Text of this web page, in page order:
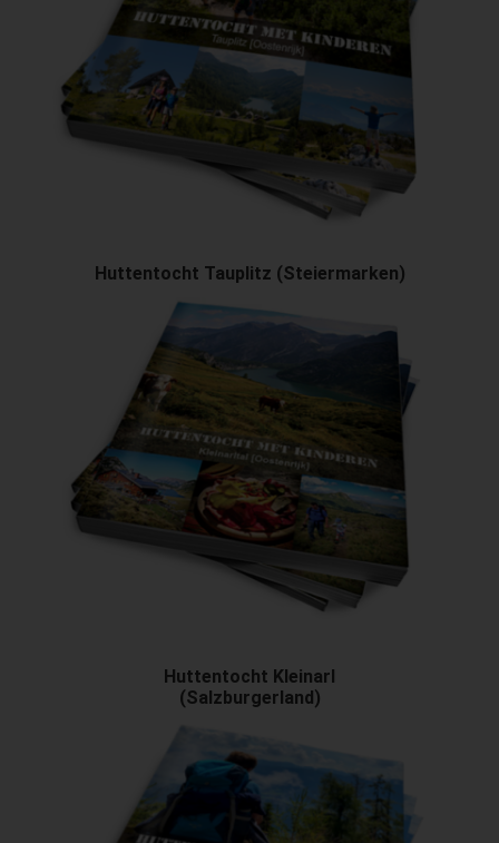
Huttentocht Tauplitz (Steiermarken)
Huttentocht Kleinarl
(Salzburgerland)